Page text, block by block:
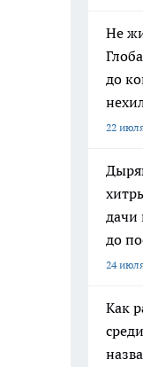
Не
до
22
дачи
до
24
Как